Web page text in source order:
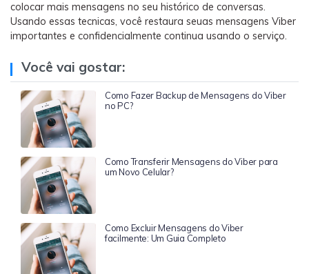
colocar mais mensagens no seu histórico de conversas.
Usando essas tecnicas, você restaura seuas mensagens Viber
importantes e confidencialmente continua usando o serviço.
Você vai gostar:
Como Fazer Backup de Mensagens do Viber
no PC?
Como Transferir Mensagens do Viber para
um Novo Celular?
Como Excluir Mensagens do Viber
facilmente: Um Guia Completo